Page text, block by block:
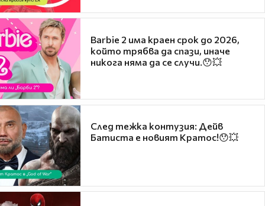
Barbie 2 има краен срок до 2026,
който трябва да спази, иначе
никога няма да се случи.😯💥
След тежка контузия: Дейв
Батиста е новият Кратос!😯💥